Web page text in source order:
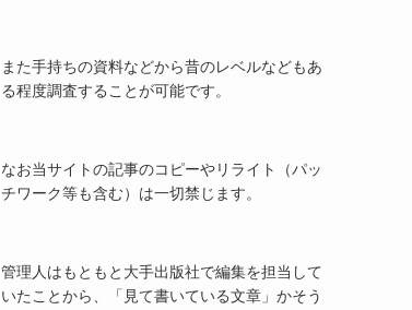
また手持ちの資料などから昔のレベルなどもあ
る程度調査することが可能です。
なお当サイトの記事のコピーやリライト（パッ
チワーク等も含む）は一切禁じます。
管理人はもともと大手出版社で編集を担当して
いたことから、「見て書いている文章」かそう